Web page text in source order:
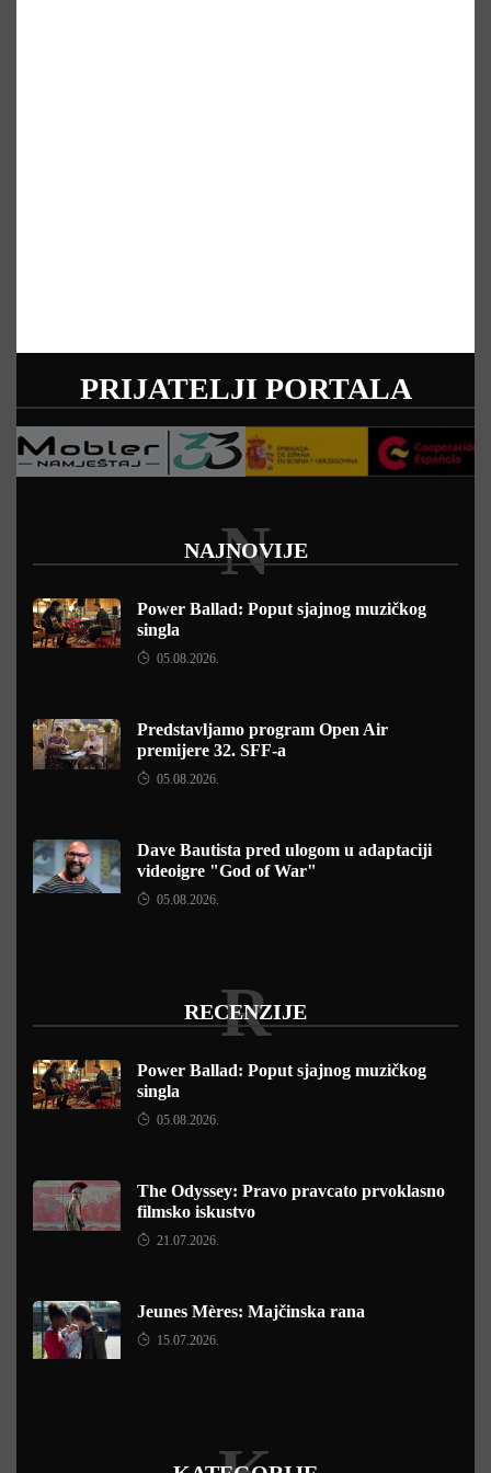
PRIJATELJI PORTALA
NAJNOVIJE
N
Power Ballad: Poput sjajnog muzičkog
singla
05.08.2026.
Predstavljamo program Open Air
premijere 32. SFF-a
05.08.2026.
Dave Bautista pred ulogom u adaptaciji
videoigre "God of War"
05.08.2026.
RECENZIJE
R
Power Ballad: Poput sjajnog muzičkog
singla
05.08.2026.
The Odyssey: Pravo pravcato prvoklasno
filmsko iskustvo
21.07.2026.
Jeunes Mères: Majčinska rana
15.07.2026.